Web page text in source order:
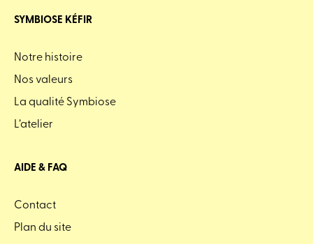
SYMBIOSE KÉFIR
Notre histoire
Nos valeurs
La qualité Symbiose
L’atelier
AIDE & FAQ
Contact
Plan du site